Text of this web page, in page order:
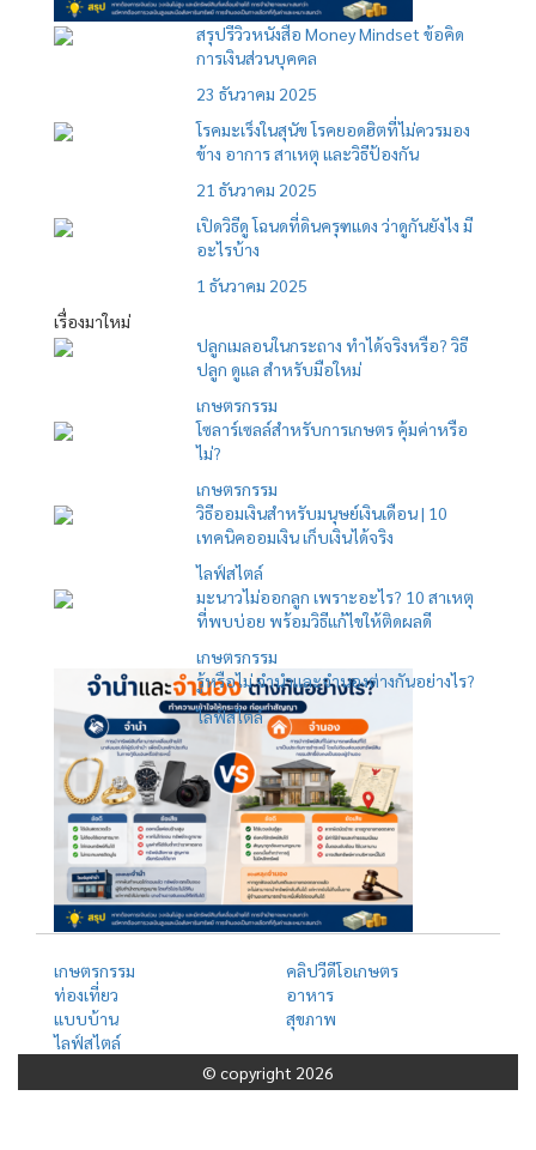
สรุปรีวิวหนังสือ Money Mindset ข้อคิด
การเงินส่วนบุคคล
23 ธันวาคม 2025
โรคมะเร็งในสุนัข โรคยอดฮิตที่ไม่ควรมอง
ข้าง อาการ สาเหตุ และวิธีป้องกัน
21 ธันวาคม 2025
เปิดวิธีดู โฉนดที่ดินครุฑแดง ว่าดูกันยังไง มี
อะไรบ้าง
1 ธันวาคม 2025
เรื่องมาใหม่
ปลูกเมลอนในกระถาง ทำได้จริงหรือ? วิธี
ปลูก ดูแล สำหรับมือใหม่
เกษตรกรรม
โซลาร์เซลล์สำหรับการเกษตร คุ้มค่าหรือ
ไม่?
เกษตรกรรม
วิธีออมเงินสำหรับมนุษย์เงินเดือน | 10
เทคนิคออมเงิน เก็บเงินได้จริง
ไลฟ์สไตล์
มะนาวไม่ออกลูก เพราะอะไร? 10 สาเหตุ
ที่พบบ่อย พร้อมวิธีแก้ไขให้ติดผลดี
เกษตรกรรม
รู้หรือไม่ จำนำและจำนองต่างกันอย่างไร?
ไลฟ์สไตล์
เกษตรกรรม
คลิปวีดีโอเกษตร
ท่องเที่ยว
อาหาร
แบบบ้าน
สุขภาพ
ไลฟ์สไตล์
© copyright 2026